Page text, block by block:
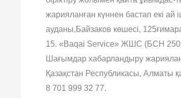
жарияланған күннен бастап екі
ауданы,Байзаков көшесі,
15. «Baqai Service» ЖШС (БСН
Шағымдар хабарландыру
Қазақстан Республикасы, Алматы
8 701 999 32 77.